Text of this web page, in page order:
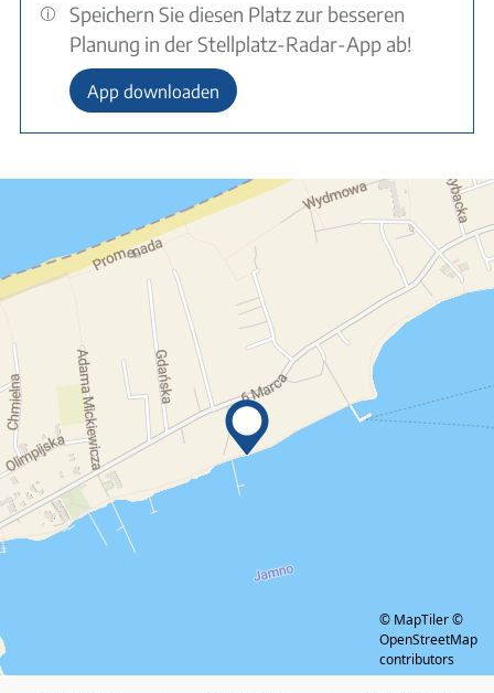
Speichern Sie diesen Platz zur besseren
Planung in der Stellplatz-Radar-App ab!
App downloaden
© MapTiler ©
OpenStreetMap
contributors